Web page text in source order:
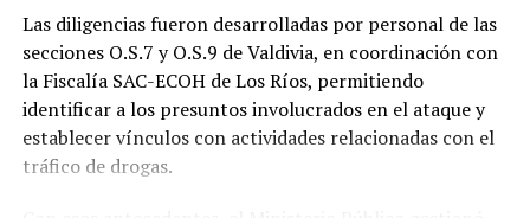
Las diligencias fueron desarrolladas por personal de las
secciones O.S.7 y O.S.9 de Valdivia, en coordinación con
la Fiscalía SAC-ECOH de Los Ríos, permitiendo
identificar a los presuntos involucrados en el ataque y
establecer vínculos con actividades relacionadas con el
tráfico de drogas.